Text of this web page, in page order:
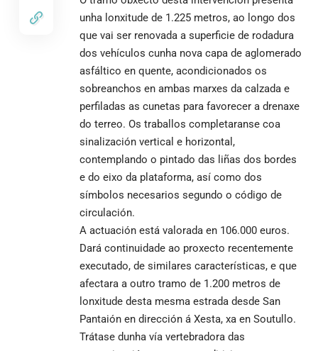
unha lonxitude de 1.225 metros, ao longo dos
que vai ser renovada a superficie de rodadura
dos vehículos cunha nova capa de aglomerado
asfáltico en quente, acondicionados os
sobreanchos en ambas marxes da calzada e
perfiladas as cunetas para favorecer a drenaxe
do terreo. Os traballos completaranse coa
sinalización vertical e horizontal,
contemplando o pintado das liñas dos bordes
e do eixo da plataforma, así como dos
símbolos necesarios segundo o código de
circulación.
A actuación está valorada en 106.000 euros.
Dará continuidade ao proxecto recentemente
executado, de similares características, e que
afectara a outro tramo de 1.200 metros de
lonxitude desta mesma estrada desde San
Pantaión en dirección á Xesta, xa en Soutullo.
Trátase dunha vía vertebradora das